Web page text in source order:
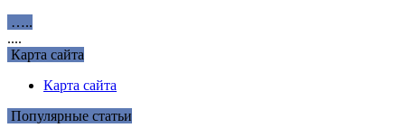
…..
....
Карта сайта
Карта сайта
Популярные статьи